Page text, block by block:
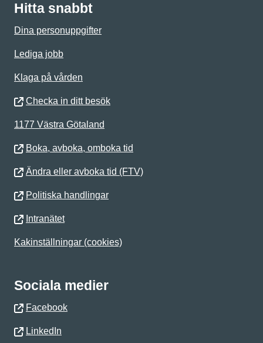
Hitta snabbt
Dina personuppgifter
Lediga jobb
Klaga på vården
Checka in ditt besök
1177 Västra Götaland
Boka, avboka, omboka tid
Ändra eller avboka tid (FTV)
Politiska handlingar
Intranätet
Kakinställningar (cookies)
Sociala medier
Facebook
LinkedIn